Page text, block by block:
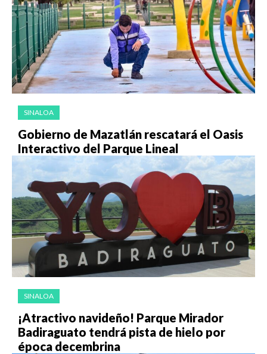
SINALOA
Gobierno de Mazatlán rescatará el Oasis
Interactivo del Parque Lineal
SINALOA
¡Atractivo navideño! Parque Mirador
Badiraguato tendrá pista de hielo por
época decembrina